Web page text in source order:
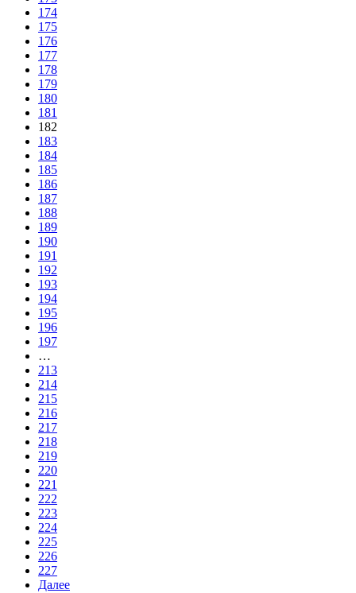
174
175
176
177
178
179
180
181
182
183
184
185
186
187
188
189
190
191
192
193
194
195
196
197
…
213
214
215
216
217
218
219
220
221
222
223
224
225
226
227
Далее